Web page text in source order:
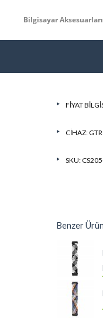
Bilgisayar Aksesuarları
FIYAT
CIHAZ:
SKU:
Benzer